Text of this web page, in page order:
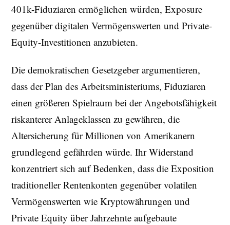
401k-Fiduziaren ermöglichen würden, Exposure
gegenüber digitalen Vermögenswerten und Private-
Equity-Investitionen anzubieten.
Die demokratischen Gesetzgeber argumentieren,
dass der Plan des Arbeitsministeriums, Fiduziaren
einen größeren Spielraum bei der Angebotsfähigkeit
riskanterer Anlageklassen zu gewähren, die
Altersicherung für Millionen von Amerikanern
grundlegend gefährden würde. Ihr Widerstand
konzentriert sich auf Bedenken, dass die Exposition
traditioneller Rentenkonten gegenüber volatilen
Vermögenswerten wie Kryptowährungen und
Private Equity über Jahrzehnte aufgebaute